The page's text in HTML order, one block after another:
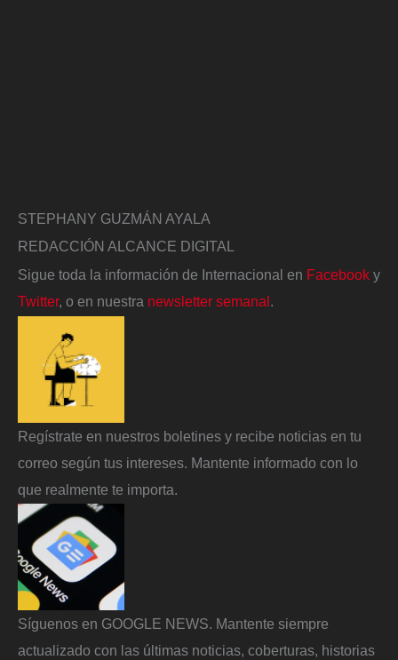
STEPHANY GUZMÁN AYALA
REDACCIÓN ALCANCE DIGITAL
Sigue toda la información de Internacional en Facebook y
Twitter, o en nuestra newsletter semanal.
Regístrate en nuestros boletines y recibe noticias en tu
correo según tus intereses. Mantente informado con lo
que realmente te importa.
Síguenos en GOOGLE NEWS. Mantente siempre
actualizado con las últimas noticias, coberturas, historias